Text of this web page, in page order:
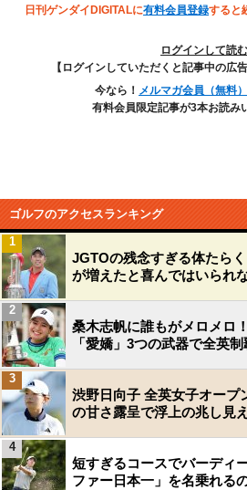
日刊ゲンダイDIGITALに有料会員登録すると
ログインして読む
【ログインしていただくと記事中の広
今なら！ メルマガ会員（無料
有料会員限定記事が3本お読み
ゴルフのアクセスランキング
JGTOの残念すぎる体たら
が増えたと喜んではいられ
1
桑木志帆に誰もがメロメロ
「愛嬌」3つの武器で全英制
2
渋野日向子 全英女子オー
の甘さ露呈で浮上の兆し見
3
短すぎるコースでバーディ
ファー日本一」を名乗れる
4